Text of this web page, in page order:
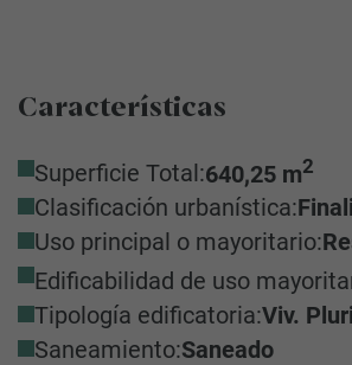
Características
Superficie Total:640,25 m2
Clasificación urbanística:
Uso principal o mayoritario:
Edificabilidad de uso
Tipología edificatoria:Viv.
Saneamiento:Saneado